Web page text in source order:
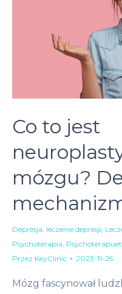
Co to jest
mózgu?
Depresja, leczenie depresji,
Psychoterapia,
Przez KeyClinic 2023-11-25
Mózg fascynował